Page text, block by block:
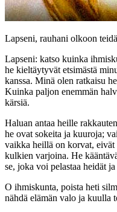
Lapseni, rauhani olkoon
Lapseni: katso kuinka
he kieltäytyvät etsimästä
kanssa. Minä olen ratkaisu
Kuinka paljon enemmän
kärsiä.
Haluan antaa heille
he ovat sokeita ja kuuroja;
vaikka heillä on korvat,
kulkien varjoina. He
se, joka voi pelastaa heidät
O ihmiskunta, poista heti
nähdä elämän valo ja kuulla